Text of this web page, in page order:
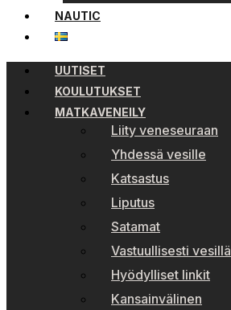
NAUTIC
UUTISET
KOULUTUKSET
MATKAVENEILY
Liity veneseuraan
Yhdessä vesille
Katsastus
Liputus
Satamat
Vastuullisesti vesillä
Hyödylliset linkit
Kansainvälinen